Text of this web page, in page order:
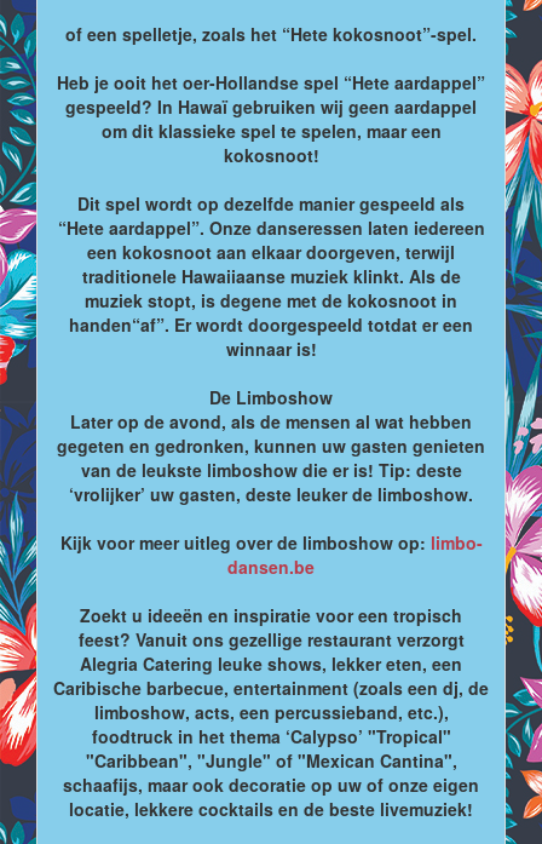
of een spelletje, zoals het “Hete kokosnoot”-spel.
Heb je ooit het oer-Hollandse spel “Hete aardappel”
gespeeld? In Hawaï gebruiken wij geen aardappel
om dit klassieke spel te spelen, maar een
kokosnoot!
Dit spel wordt op dezelfde manier gespeeld als
“Hete aardappel”. Onze danseressen laten iedereen
een kokosnoot aan elkaar doorgeven, terwijl
traditionele Hawaiiaanse muziek klinkt. Als de
muziek stopt, is degene met de kokosnoot in
handen“af”. Er wordt doorgespeeld totdat er een
winnaar is!
De Limboshow
Later op de avond, als de mensen al wat hebben
gegeten en gedronken, kunnen uw gasten genieten
van de leukste limboshow die er is! Tip: deste
‘vrolijker’ uw gasten, deste leuker de limboshow.
Kijk voor meer uitleg over de limboshow op: limbo-
dansen.be
Zoekt u ideeën en inspiratie voor een tropisch
feest? Vanuit ons gezellige restaurant verzorgt
Alegria Catering leuke shows, lekker eten, een
Caribische barbecue, entertainment (zoals een dj, de
limboshow, acts, een percussieband, etc.),
foodtruck in het thema ‘Calypso’ "Tropical"
"Caribbean", "Jungle" of "Mexican Cantina",
schaafijs, maar ook decoratie op uw of onze eigen
locatie, lekkere cocktails en de beste livemuziek!